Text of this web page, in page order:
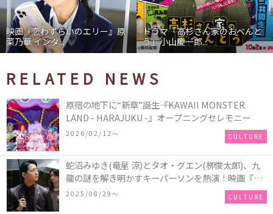
映画『恋わずらいのエリー』原
菜乃華 インタ...
ドラマ「高杉さん家のおべんと
う」小山慶一郎...
RELATED NEWS
原宿の地下に“新章”誕生――『KAWAII MONSTER
LAND - HARAJUKU -』オープニングセレモニー
2026/02/12〜 CULTURE
蛇沼みゆき(⻯星 涼)とタオ・グエン(栁俊太郎)、九
⿓の謎を解き明かすキーパーソンを熱演！映画『九
⿓ジェネリックロマンス』初場⾯カットを解禁！
2025/08/29〜 CULTURE